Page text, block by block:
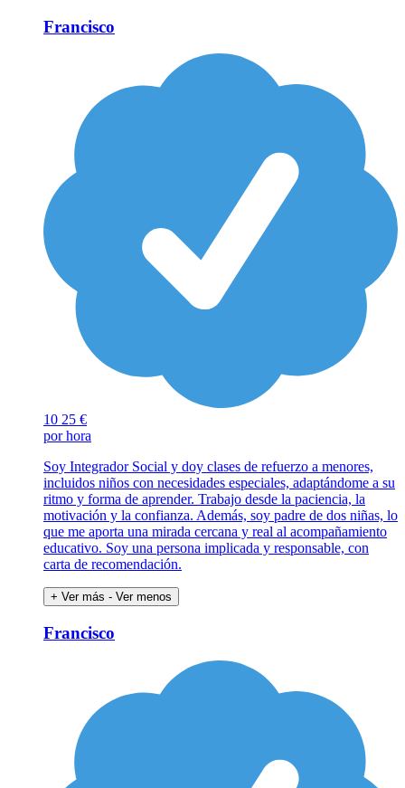
Francisco
10 25 €
por hora
Soy Integrador Social y doy clases de refuerzo a menores,
incluidos niños con necesidades especiales, adaptándome a su
ritmo y forma de aprender. Trabajo desde la paciencia, la
motivación y la confianza. Además, soy padre de dos niñas, lo
que me aporta una mirada cercana y real al acompañamiento
educativo. Soy una persona implicada y responsable, con
carta de recomendación.
+ Ver más - Ver menos
Francisco